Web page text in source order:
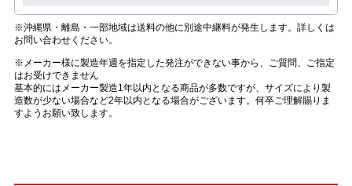
※沖縄県・離島・一部地域は送料の他に別途中継料が発生します。詳しくは
お問い合わせください。
※メーカー様に製造年週を指定した発注ができない事から、ご質問、ご指定
はお受けできません
基本的にはメーカー製造1年以内となる商品が多数ですが、サイズにより製
造数が少ない場合など2年以内となる場合がございます。何卒ご理解賜りま
すようお願い致します。